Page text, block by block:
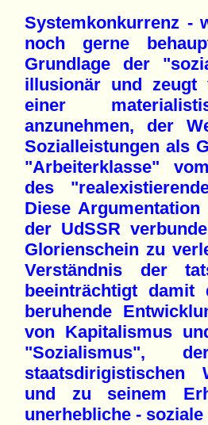
Systemkonkurrenz -
noch gerne
Grundlage der
illusionär und zeugt
einer
anzunehmen, der
Sozialleistungen als
"Arbeiterklasse"
des
Diese
der UdSSR
Glorienschein zu
Verständnis der
beeinträchtigt
beruhende
von Kapitalismus
"Sozialismus",
staatsdirigistischen
und zu seinem
unerhebliche -